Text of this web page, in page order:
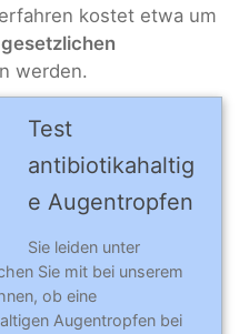
kostet etwa um
gesetzlichen
werden.
Test
antibiotikahaltig
e Augentropfen
Sie leiden unter
Sie mit bei unserem
ob eine
Augentropfen bei